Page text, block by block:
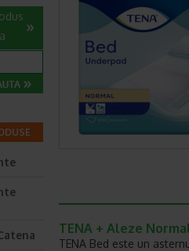
TENA + Aleze
TENA Bed este un